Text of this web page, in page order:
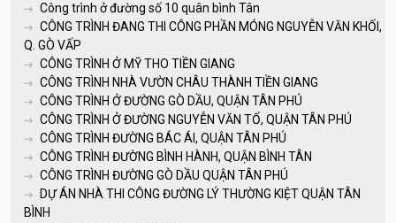
Công trình ở đường số 10 quân bình Tân
CÔNG TRÌNH ĐANG THI CÔNG PHẦN MÓNG NGUYỄN VĂN KHỐI,
Q. GÒ VẤP
CÔNG TRÌNH Ở MỸ THO TIỀN GIANG
CÔNG TRÌNH NHÀ VƯỜN CHÂU THÀNH TIỀN GIANG
CÔNG TRÌNH Ở ĐƯỜNG GÒ DẦU, QUẬN TÂN PHÚ
CÔNG TRÌNH Ở ĐƯỜNG NGUYỄN VĂN TỐ, QUẬN TÂN PHÚ
CÔNG TRÌNH ĐƯỜNG BÁC ÁI, QUẬN TÂN PHÚ
CÔNG TRÌNH ĐƯỜNG BÌNH HÀNH, QUẬN BÌNH TÂN
CÔNG TRÌNH ĐƯỜNG GÒ DẦU QUẬN TÂN PHÚ
DỰ ÁN NHÀ THI CÔNG ĐƯỜNG LÝ THƯỜNG KIỆT QUẬN TÂN
BÌNH